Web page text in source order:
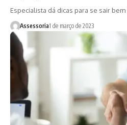
Especialista dá dicas para se sair
Assessoria1 de março de 2023